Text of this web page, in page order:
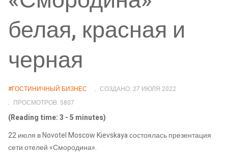
белая, красная и
черная
#ГОСТИНИЧНЫЙ БИЗНЕС
СОЗДАНО: 27 ИЮЛЯ 2022
ПРОСМОТРОВ: 5807
(Reading time: 3 - 5 minutes)
22 июля в Novotel Moscow Kievskaya состоялась презентация
сети отелей «Смородина».